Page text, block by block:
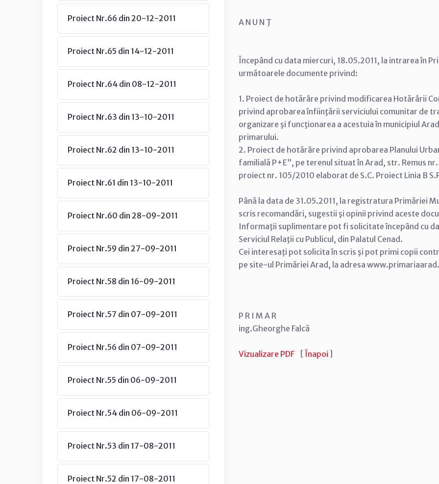
Proiect Nr.66 din 20-12-2011
Proiect Nr.65 din 14-12-2011
Proiect Nr.64 din 08-12-2011
Proiect Nr.63 din 13-10-2011
Proiect Nr.62 din 13-10-2011
Proiect Nr.61 din 13-10-2011
Proiect Nr.60 din 28-09-2011
Proiect Nr.59 din 27-09-2011
Proiect Nr.58 din 16-09-2011
Proiect Nr.57 din 07-09-2011
Proiect Nr.56 din 07-09-2011
Proiect Nr.55 din 06-09-2011
Proiect Nr.54 din 06-09-2011
Proiect Nr.53 din 17-08-2011
Proiect Nr.52 din 17-08-2011
A N U N Ţ
Începând cu data miercuri, 18.05.2011, la intrarea în
următoarele documente privind:
1. Proiect de hotărâre privind modificarea Hotărârii
privind aprobarea înfiinţării serviciului comunitar de
organizare şi funcţionarea a acestuia în municipiul
primarului.
2. Proiect de hotărâre privind aprobarea Planului
familială P+E”, pe terenul situat în Arad, str. Remus
proiect nr. 105/2010 elaborat de S.C. Proiect Linia B
Până la data de 31.05.2011, la registratura Primăriei
scris recomandări, sugestii şi opinii privind aceste
Informaţii suplimentare pot fi solicitate începând cu
Serviciul Relaţii cu Publicul, din Palatul Cenad.
Cei interesaţi pot solicita în scris şi pot primi copii
pe site-ul Primăriei Arad, la adresa
P R I M A R
ing.Gheorghe Falcă
Vizualizare PDF [ Înapoi ]